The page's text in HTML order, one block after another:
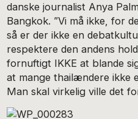
danske journalist Anya
Bangkok. ”Vi må ikke, for
så er der ikke en
respektere den andens
fornuftigt IKKE at blande
at mange thailændere ikke
Man skal virkelig ville det